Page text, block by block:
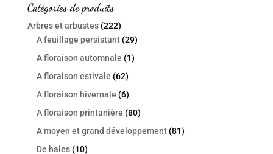
Catégories de produits
Arbres et arbustes (222)
A feuillage persistant (29)
A floraison automnale (1)
A floraison estivale (62)
A floraison hivernale (6)
A floraison printanière (80)
A moyen et grand développement (81)
De haies (10)